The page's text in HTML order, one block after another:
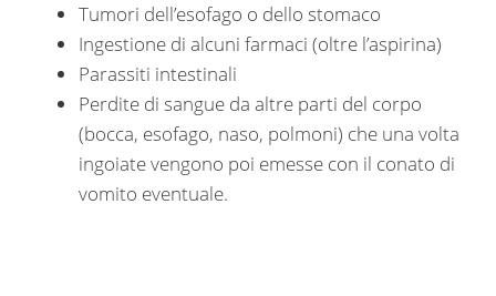
Tumori dell’esofago o dello stomaco
Ingestione di alcuni farmaci (oltre l’aspirina)
Parassiti intestinali
Perdite di sangue da altre parti del corpo
(bocca, esofago, naso, polmoni) che una volta
ingoiate vengono poi emesse con il conato di
vomito eventuale.